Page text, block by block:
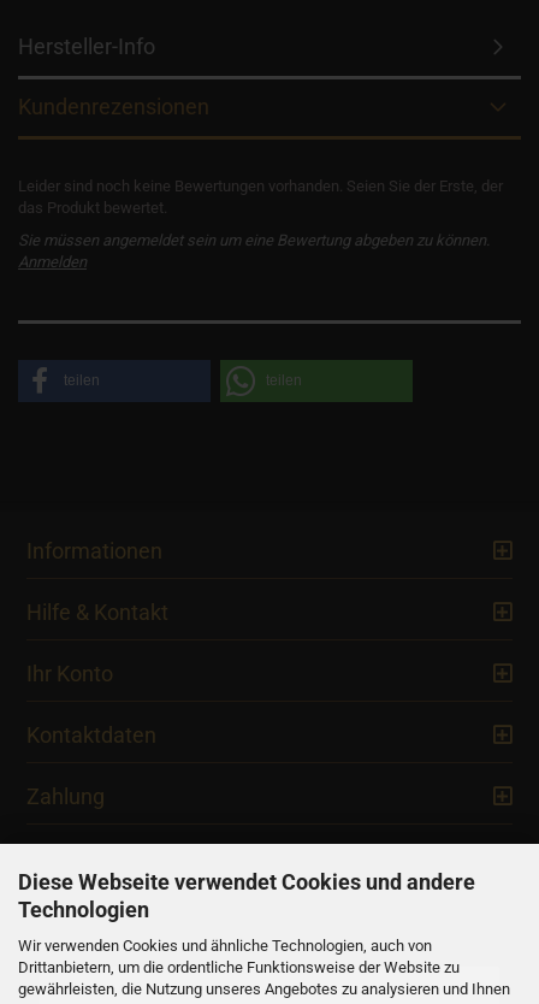
Diese Webseite verwendet Cookies und andere
Technologien
Wir verwenden Cookies und ähnliche Technologien, auch von
Drittanbietern, um die ordentliche Funktionsweise der Website zu
gewährleisten, die Nutzung unseres Angebotes zu analysieren und Ihnen
Hersteller-Info
Kundenrezensionen
Leider sind noch keine Bewertungen vorhanden. Seien Sie der Erste, der
das Produkt bewertet.
Sie müssen angemeldet sein um eine Bewertung abgeben zu können.
Anmelden
teilen teilen
Informationen
Hilfe & Kontakt
Ihr Konto
Kontaktdaten
Zahlung
Newsletter